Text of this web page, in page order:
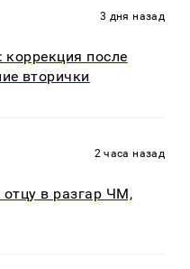
3 дня назад
после
вторички
2 часа назад
отцу в разгар ЧМ,